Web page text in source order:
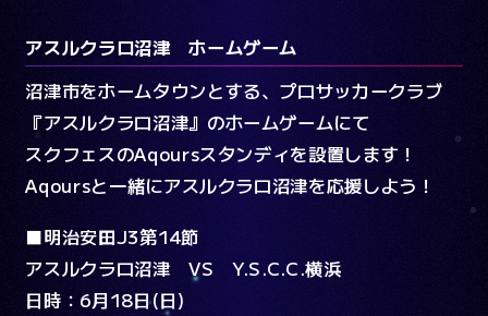
アスルクラロ沼津 ホームゲーム
沼津市をホームタウンとする、プロサッカークラブ
『アスルクラロ沼津』のホームゲームにて
スクフェスのAqoursスタンディを設置します！
Aqoursと一緒にアスルクラロ沼津を応援しよう！
■明治安田J3第14節
アスルクラロ沼津 VS Y.S.C.C.横浜
日時：6月18日(日)